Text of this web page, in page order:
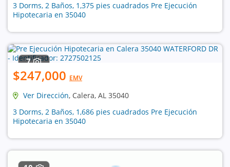
3 Dorms, 2 Baños, 1,375 pies cuadrados Pre Ejecución
Hipotecaria en 35040
7
$247,000 EMV
Ver Dirección, Calera, AL 35040
3 Dorms, 2 Baños, 1,686 pies cuadrados Pre Ejecución
Hipotecaria en 35040